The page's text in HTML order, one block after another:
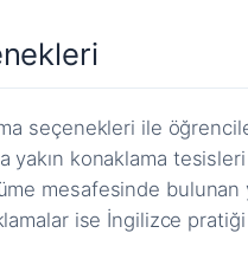
seçenekleri ile
yakın konaklama
mesafesinde
ise İngilizce